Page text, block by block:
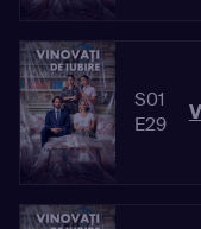
S01
E29